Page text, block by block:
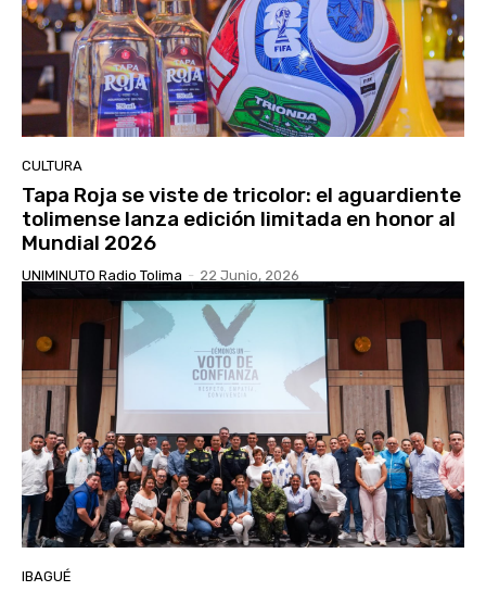
CULTURA
Tapa Roja se viste de tricolor: el aguardiente
tolimense lanza edición limitada en honor al
Mundial 2026
UNIMINUTO Radio Tolima - 22 Junio, 2026
IBAGUÉ